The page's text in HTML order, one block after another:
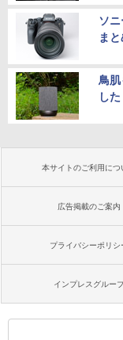
ソ
ま
鳥肌
した
本サイトのご利用につ
広告掲載のご案内
プライバシーポリシ
インプレスグルー